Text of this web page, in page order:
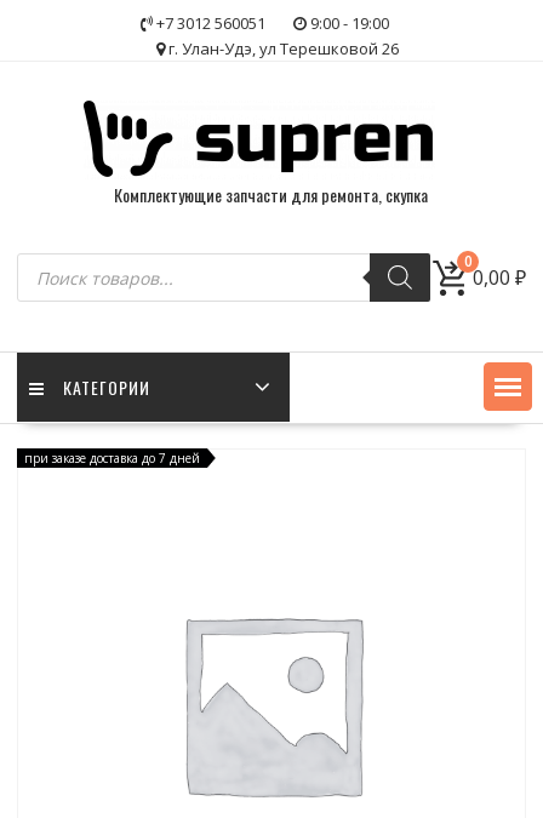
+7 3012 560051
9:00 - 19:00
г. Улан-Удэ, ул Терешковой 26
Комплектующие запчасти для ремонта, скупка
Поиск
товаров
0
0,00₽
КАТЕГОРИИ
при заказе доставка до 7 дней